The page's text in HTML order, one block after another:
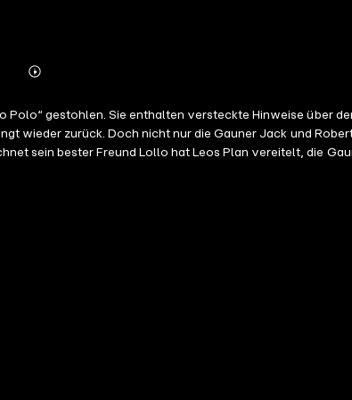
Mehr
Polo“ gestohlen. Sie enthalten versteckte Hinweise über
wieder zurück. Doch nicht nur die Gauner Jack und
Endlich kann sich Leo wieder seinem ursprünglichen